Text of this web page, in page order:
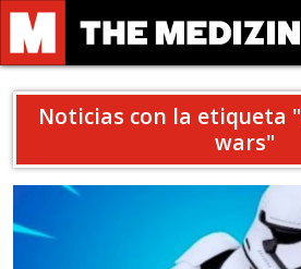
Noticias con la etiqueta "
wars"